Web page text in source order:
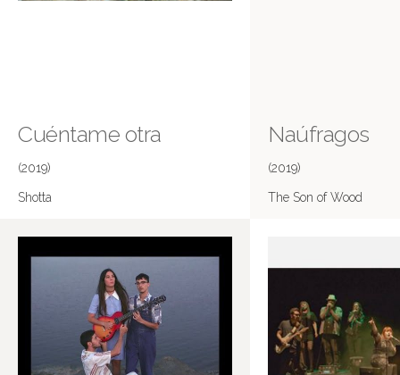
Cuéntame otra
(2019)
Shotta
Naúfragos
(2019)
The Son of Wood